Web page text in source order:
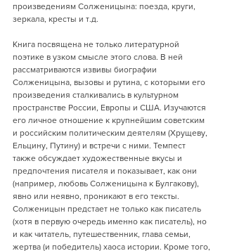
произведениям Солженицына: поезда, круги,
зеркала, кресты и т.д.
Книга посвящена не только литературной
поэтике в узком смысле этого слова. В ней
рассматриваются извивы биографии
Солженицына, вызовы и рутина, с которыми его
произведения сталкивались в культурном
пространстве России, Европы и США. Изучаются
его личное отношение к крупнейшим советским
и российским политическим деятелям (Хрущеву,
Ельцину, Путину) и встречи с ними. Темпест
также обсуждает художественные вкусы и
предпочтения писателя и показывает, как они
(например, любовь Солженицына к Булгакову),
явно или неявно, проникают в его тексты.
Солженицын предстает не только как писатель
(хотя в первую очередь именно как писатель), но
и как читатель, путешественник, глава семьи,
жертва (и победитель) хаоса истории. Кроме того,